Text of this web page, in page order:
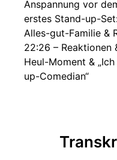
Anspannung vor
erstes Stand-up-
Alles-gut-Familie &
22:26 – Reaktionen
Heul-Moment &
up-Comedian“